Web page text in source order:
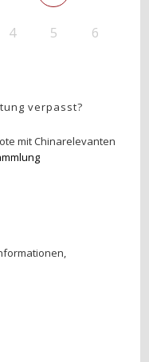
4 5 6
verpasst?
mit Chinarelevanten